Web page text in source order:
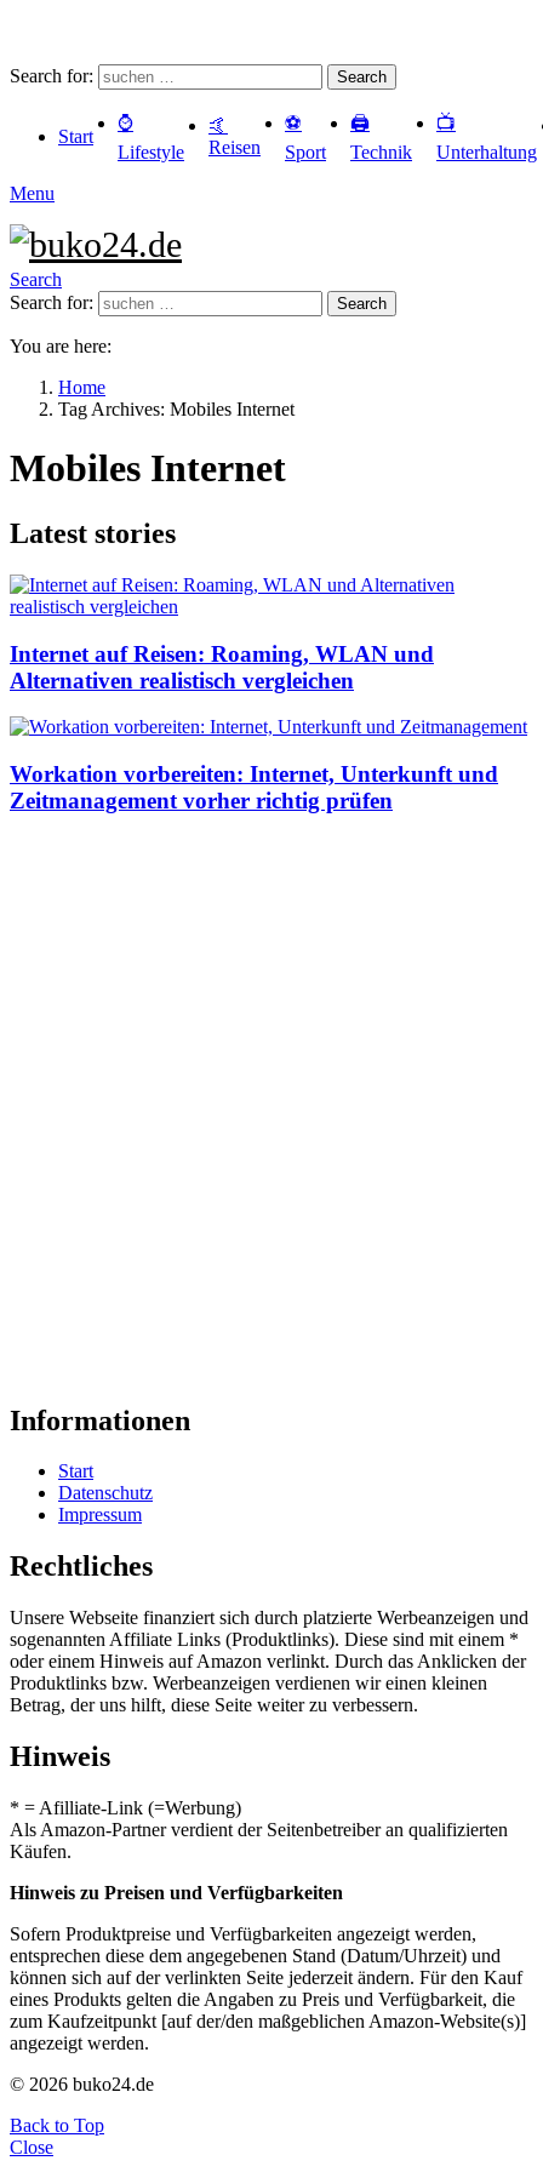
Search for: Search
Start
⌚️
Lifestyle
🤙
Reisen
⚽️
Sport
🖨️
Technik
📺
Unterhaltung
Menu
Search
Search for:
Search
You are here:
Home
Tag Archives: Mobiles Internet
Mobiles Internet
Latest stories
Internet auf Reisen: Roaming, WLAN und
Alternativen realistisch vergleichen
Workation vorbereiten: Internet, Unterkunft und
Zeitmanagement vorher richtig prüfen
Informationen
Start
Datenschutz
Impressum
Rechtliches
Unsere Webseite finanziert sich durch platzierte Werbeanzeigen und
sogenannten Affiliate Links (Produktlinks). Diese sind mit einem *
oder einem Hinweis auf Amazon verlinkt. Durch das Anklicken der
Produktlinks bzw. Werbeanzeigen verdienen wir einen kleinen
Betrag, der uns hilft, diese Seite weiter zu verbessern.
Hinweis
* = Afilliate-Link (=Werbung)
Als Amazon-Partner verdient der Seitenbetreiber an qualifizierten
Käufen.
Hinweis zu Preisen und Verfügbarkeiten
Sofern Produktpreise und Verfügbarkeiten angezeigt werden,
entsprechen diese dem angegebenen Stand (Datum/Uhrzeit) und
können sich auf der verlinkten Seite jederzeit ändern. Für den Kauf
eines Produkts gelten die Angaben zu Preis und Verfügbarkeit, die
zum Kaufzeitpunkt [auf der/den maßgeblichen Amazon-Website(s)]
angezeigt werden.
© 2026 buko24.de
Back to Top
Close